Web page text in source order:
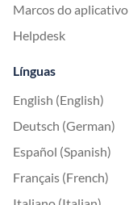
Marcos do aplicativo
Helpdesk
Línguas
English (English)
Deutsch (German)
Español (Spanish)
Français (French)